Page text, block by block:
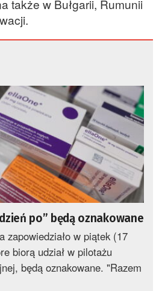
także w Bułgarii, Rumunii
po” będą oznakowane
zapowiedziało w piątek (17
biorą udział w pilotażu
będą oznakowane. "Razem